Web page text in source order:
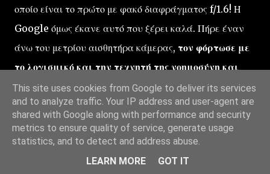
οποίο είναι το πρώτο με φακό διαφράγματος f/1.6! Η
Google όμως έκανε αυτό που ξέρει καλά. Πήρε έναν
άνω του μετρίου αισθητήρα κάμερας, τον φόρτωσε με
το λογισμικό και την τεχνητή της νοημοσύνη και
γεννήθηκε ο βασιλιάς του DxOMark, το Google
Pixel 2.
Η υψηλή ποιότητα της κάμερας του Pixel 2, δεν
οφείλεται στην ικανότητά του να βγάζει καλές
This site uses cookies from Google to deliver its services
and to analyze traffic. Your IP address and user-agent are
shared with Google along with performance and security
metrics to ensure quality of service, generate usage
statistics, and to detect and address abuse.
LEARN MORE
GOT IT